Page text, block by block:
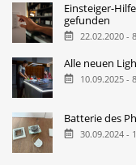
Einsteiger-
gefunden
22.02.2020 -
Alle neuen
10.09.2025 -
Batterie des
30.09.2024 -